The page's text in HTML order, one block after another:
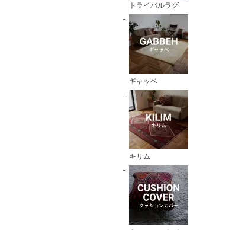
トライバルラグ
ギャッベ
キリム